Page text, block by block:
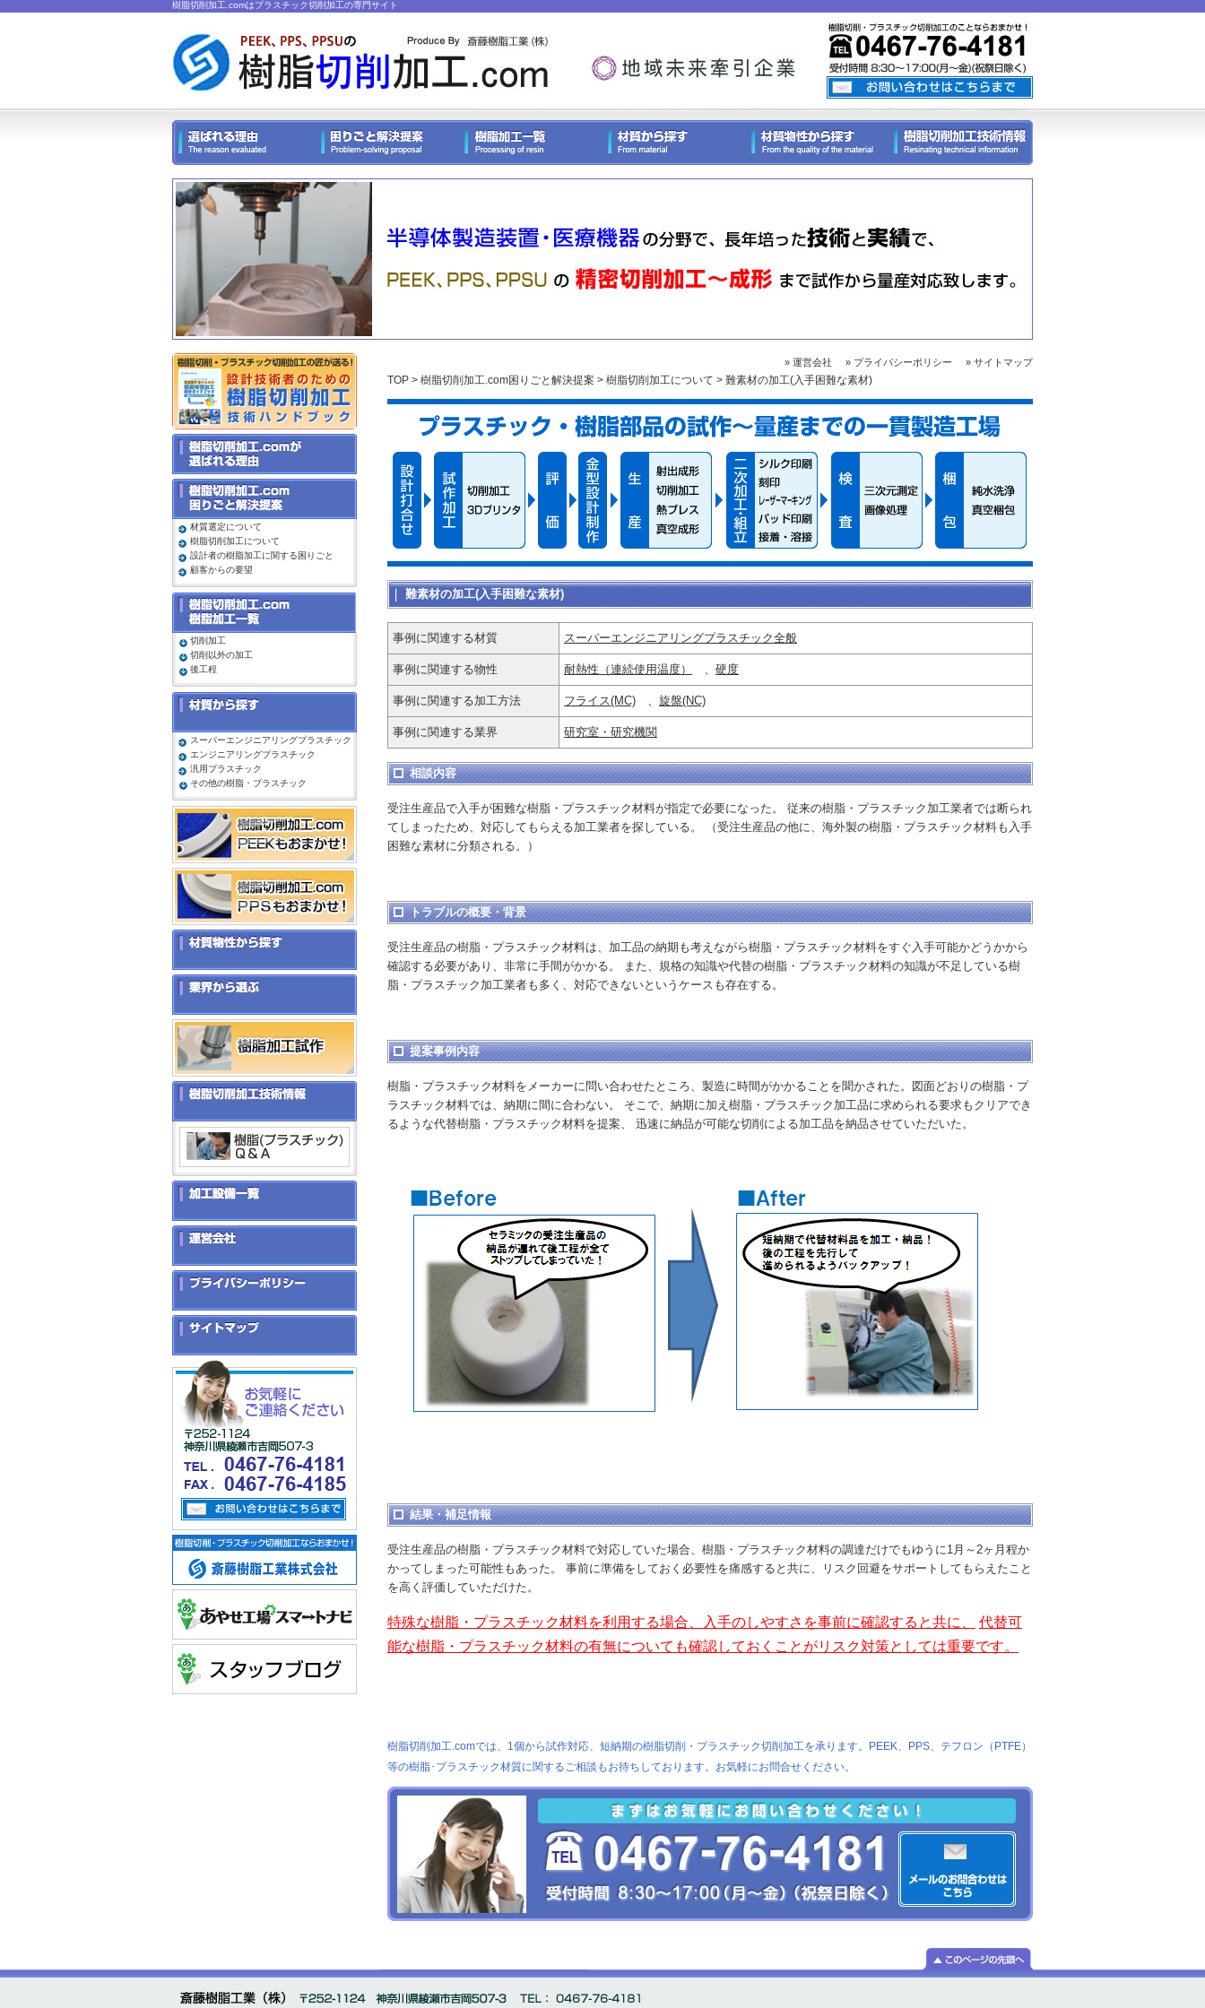
樹脂切削加工.comはプラスチック切削加工の専門サイト
» 運営会社 » プライバシーポリシー
» サイトマップ
TOP > 樹脂切削加工.com困りごと解決提案 > 樹脂切削加工について > 難素材の加工(入手困難な素材)
難素材の加工(入手困難な素材)
事例に関連する材質 スーパーエンジニアリングプラスチック全般
事例に関連する物性 耐熱性（連続使用温度） 、 硬度
事例に関連する加工方法 フライス(MC) 、 旋盤(NC)
事例に関連する業界 研究室・研究機関
相談内容
受注生産品で入手が困難な樹脂・プラスチック材料が指定で必要になった。 従来の樹脂・プラスチック加工業者では断られ
てしまったため、対応してもらえる加工業者を探している。 （受注生産品の他に、海外製の樹脂・プラスチック材料も入手
困難な素材に分類される。）
トラブルの概要・背景
受注生産品の樹脂・プラスチック材料は、加工品の納期も考えながら樹脂・プラスチック材料をすぐ入手可能かどうかから
確認する必要があり、非常に手間がかかる。 また、規格の知識や代替の樹脂・プラスチック材料の知識が不足している樹
脂・プラスチック加工業者も多く、対応できないというケースも存在する。
提案事例内容
樹脂・プラスチック材料をメーカーに問い合わせたところ、製造に時間がかかることを聞かされた。図面どおりの樹脂・プ
ラスチック材料では、納期に間に合わない。 そこで、納期に加え樹脂・プラスチック加工品に求められる要求もクリアでき
るような代替樹脂・プラスチック材料を提案、 迅速に納品が可能な切削による加工品を納品させていただいた。
結果・補足情報
受注生産品の樹脂・プラスチック材料で対応していた場合、樹脂・プラスチック材料の調達だけでもゆうに1月～2ヶ月程か
かってしまった可能性もあった。 事前に準備をしておく必要性を痛感すると共に、リスク回避をサポートしてもらえたこと
を高く評価していただけた。
特殊な樹脂・プラスチック材料を利用する場合、入手のしやすさを事前に確認すると共に、
代替可
能な樹脂・プラスチック材料の有無についても確認しておくことがリスク対策としては重要です。
樹脂切削加工.comでは、1個から試作対応、短納期の樹脂切削・プラスチック切削加工を承ります。PEEK、PPS、テフロン（PTFE）
等の樹脂･プラスチック材質に関するご相談もお待ちしております。お気軽にお問合せください。
材質選定について
樹脂切削加工について
設計者の樹脂加工に関する困りごと
顧客からの要望
切削加工
切削以外の加工
後工程
スーパーエンジニアリングプラスチック
エンジニアリングプラスチック
汎用プラスチック
その他の樹脂・プラスチック